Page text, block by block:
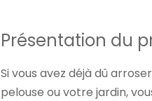
Présentation du
Si vous avez déjà dû
pelouse ou votre jardin,